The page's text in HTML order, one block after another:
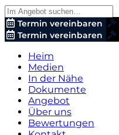
Termin vereinbaren
Termin vereinbaren
Heim
Medien
In der Nähe
Dokumente
Angebot
Über uns
Bewertungen